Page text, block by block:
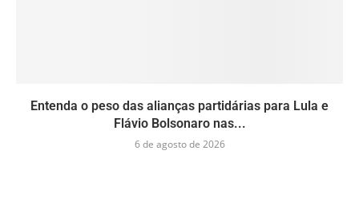
Entenda o peso das alianças partidárias para Lula e
Flávio Bolsonaro nas...
6 de agosto de 2026